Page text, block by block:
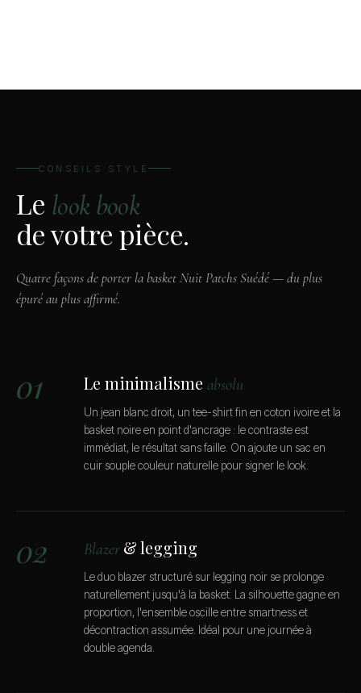
CONSEILS STYLE
Le look book
de votre pièce.
Quatre façons de porter la basket Nuit Patchs Suédé — du plus
épuré au plus affirmé.
01 Le minimalisme absolu
Un jean blanc droit, un tee-shirt fin en coton ivoire et la
basket noire en point d'ancrage : le contraste est
immédiat, le résultat sans faille. On ajoute un sac en
cuir souple couleur naturelle pour signer le look.
02 Blazer& legging
Le duo blazer structuré sur legging noir se prolonge
naturellement jusqu'à la basket. La silhouette gagne en
proportion, l'ensemble oscille entre smartness et
décontraction assumée. Idéal pour une journée à
double agenda.